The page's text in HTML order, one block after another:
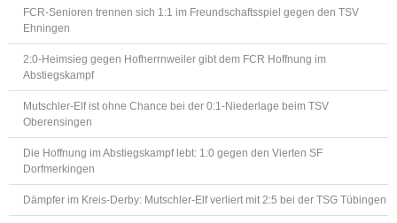
FCR-Senioren trennen sich 1:1 im Freundschaftsspiel gegen den TSV
Ehningen
2:0-Heimsieg gegen Hofherrnweiler gibt dem FCR Hoffnung im
Abstiegskampf
Mutschler-Elf ist ohne Chance bei der 0:1-Niederlage beim TSV
Oberensingen
Die Hoffnung im Abstiegskampf lebt: 1:0 gegen den Vierten SF
Dorfmerkingen
Dämpfer im Kreis-Derby: Mutschler-Elf verliert mit 2:5 bei der TSG Tübingen